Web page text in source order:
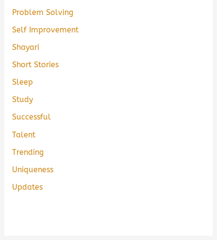
Problem Solving
Self Improvement
Shayari
Short Stories
Sleep
Study
Successful
Talent
Trending
Uniqueness
Updates